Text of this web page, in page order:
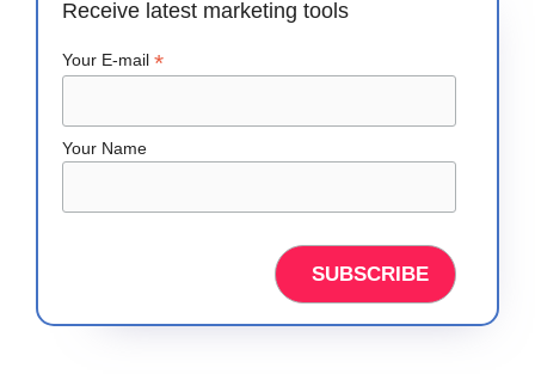
Receive latest marketing tools
Your E-mail *
Your Name